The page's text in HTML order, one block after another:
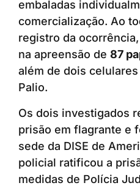
embaladas
comercialização. Ao
registro da
na apreensão de 87
além de dois
Palio.
Os dois investigados
prisão em flagrante e
sede da DISE de
policial ratificou a
medidas de Polícia